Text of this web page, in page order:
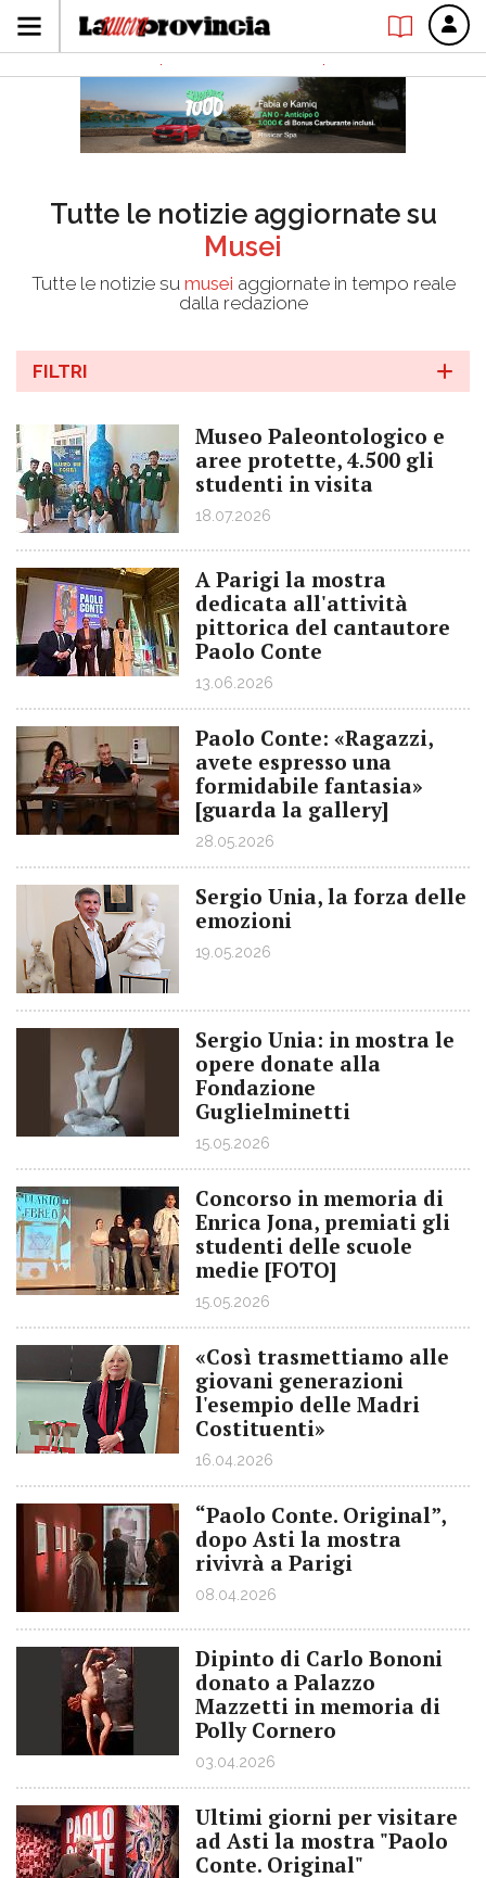
Tutte le notizie aggiornate su
Musei
Tutte le notizie su musei aggiornate in tempo reale
dalla redazione
FILTRI
Museo Paleontologico e
aree protette, 4.500 gli
studenti in visita
18.07.2026
A Parigi la mostra
dedicata all'attività
pittorica del cantautore
Paolo Conte
13.06.2026
Paolo Conte: «Ragazzi,
avete espresso una
formidabile fantasia»
[guarda la gallery]
28.05.2026
Sergio Unia, la forza delle
emozioni
19.05.2026
Sergio Unia: in mostra le
opere donate alla
Fondazione
Guglielminetti
15.05.2026
Concorso in memoria di
Enrica Jona, premiati gli
studenti delle scuole
medie [FOTO]
15.05.2026
«Così trasmettiamo alle
giovani generazioni
l'esempio delle Madri
Costituenti»
16.04.2026
“Paolo Conte. Original”,
dopo Asti la mostra
rivivrà a Parigi
08.04.2026
Dipinto di Carlo Bononi
donato a Palazzo
Mazzetti in memoria di
Polly Cornero
03.04.2026
Ultimi giorni per visitare
ad Asti la mostra "Paolo
Conte. Original"